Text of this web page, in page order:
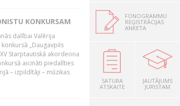
KONKURSAM
dalībai Valērija
„Daugavpils
Starptautiskā akordeona
aicināti piedalīties
– izpildītāji – mūzikas
FONOGRAMMU
REĢISTRĀCIJAS
ANKETA
SATURA
ATSKAITE
JAUTĀJUMS
JURISTAM